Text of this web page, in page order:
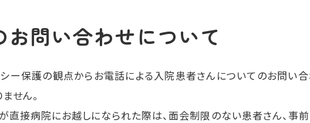
お問い合わせについて
ー保護の観点からお電話による入院患者さんについてのお問い
せん。
直接病院にお越しになられた際は、面会制限のない患者さん、事